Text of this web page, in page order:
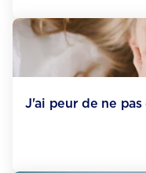
J'ai peur de ne